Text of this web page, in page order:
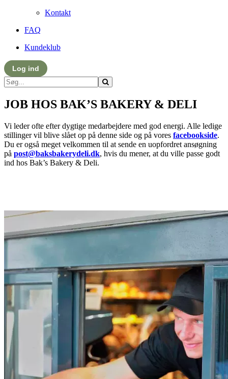
Kontakt
FAQ
Kundeklub
Log ind
JOB HOS BAK’S BAKERY & DELI
Vi leder ofte efter dygtige medarbejdere med god energi. Alle ledige
stillinger vil blive slået op på denne side og på vores facebookside.
Du er også meget velkommen til at sende en uopfordret ansøgning
på post@baksbakerydeli.dk, hvis du mener, at du ville passe godt
ind hos Bak’s Bakery & Deli.